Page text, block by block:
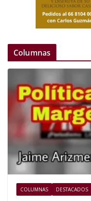
Columnas
COLUMNAS DESTACADOS